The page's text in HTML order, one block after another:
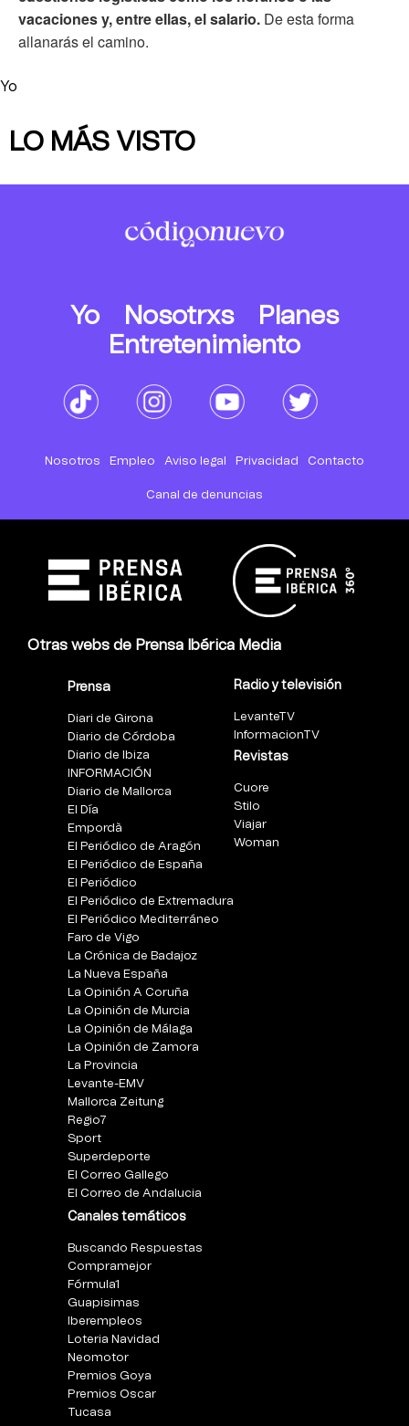
vacaciones y, entre ellas, el salario. De esta forma
allanarás el camino.
Yo
LO MÁS VISTO
Yo Nosotrxs
Planes
Entretenimiento
Nosotros Empleo Aviso legal Privacidad Contacto
Canal de denuncias
Otras webs de Prensa Ibérica Media
Prensa
Diari de Girona
Diario de Córdoba
Diario de Ibiza
INFORMACIÓN
Diario de Mallorca
El Día
Empordà
El Periódico de Aragón
El Periódico de España
El Periódico
El Periódico de Extremadura
El Periódico Mediterráneo
Faro de Vigo
La Crónica de Badajoz
La Nueva España
La Opinión A Coruña
La Opinión de Murcia
La Opinión de Málaga
La Opinión de Zamora
La Provincia
Levante-EMV
Mallorca Zeitung
Regio7
Sport
Superdeporte
El Correo Gallego
El Correo de Andalucia
Canales temáticos
Buscando Respuestas
Compramejor
Fórmula1
Guapisimas
Iberempleos
Loteria Navidad
Neomotor
Premios Goya
Premios Oscar
Tucasa
Radio y televisión
LevanteTV
InformacionTV
Revistas
Cuore
Stilo
Viajar
Woman